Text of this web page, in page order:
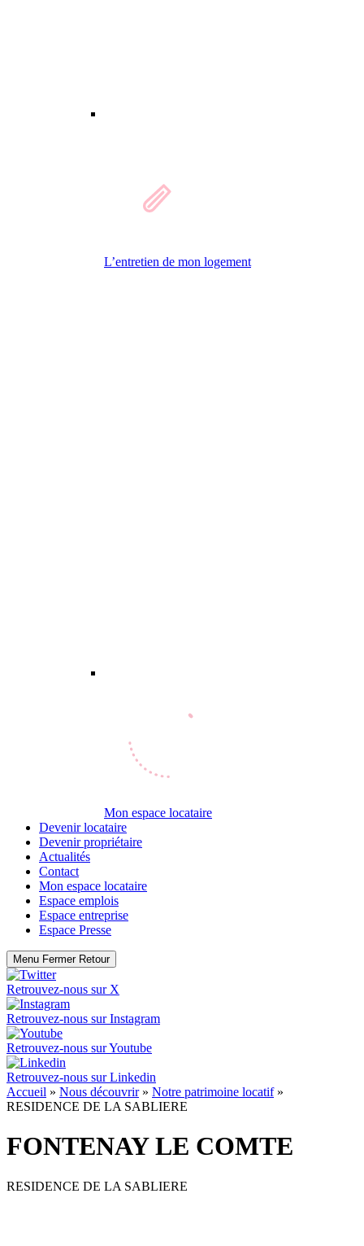
L’entretien de mon logement
Mon espace locataire
Devenir locataire
Devenir propriétaire
Actualités
Contact
Mon espace locataire
Espace emplois
Espace entreprise
Espace Presse
Menu Fermer Retour
Retrouvez-nous sur X
Retrouvez-nous surInstagram
Retrouvez-nous surYoutube
Retrouvez-nous surLinkedin
Accueil » Nous découvrir» Notre patrimoine locatif»
RESIDENCE DE LA SABLIERE
FONTENAY LE COMTE
RESIDENCE DE LA SABLIERE